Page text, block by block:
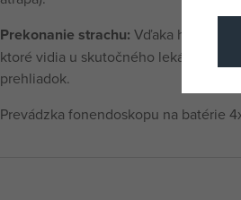
Prekonanie strachu: Vďaka hre na
ktoré vidia u skutočného lekára, čo
prehliadok.
Prevádzka fonendoskopu na batérie